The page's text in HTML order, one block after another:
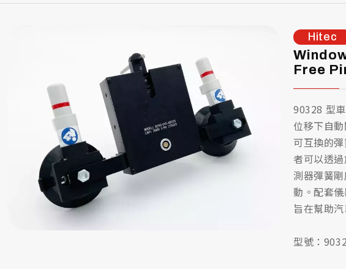
Hitec
Free
90328 型
位移下自
可互換的
者可以透
測器彈簧
動。配套
旨在幫助
型號：